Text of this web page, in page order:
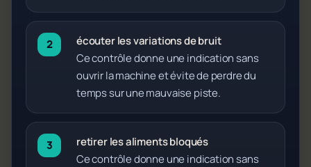
écouter les variations de bruit
Ce contrôle donne une indication sans
ouvrir la machine et évite de perdre du
temps sur une mauvaise piste.
retirer les aliments bloqués
Ce contrôle donne une indication sans